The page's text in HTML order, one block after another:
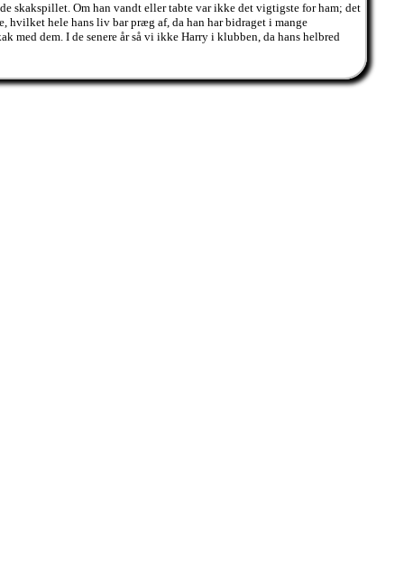
skakspillet. Om han vandt eller tabte var ikke det vigtigste for ham; det
hvilket hele hans liv bar præg af, da han har bidraget i mange
med dem. I de senere år så vi ikke Harry i klubben, da hans helbred